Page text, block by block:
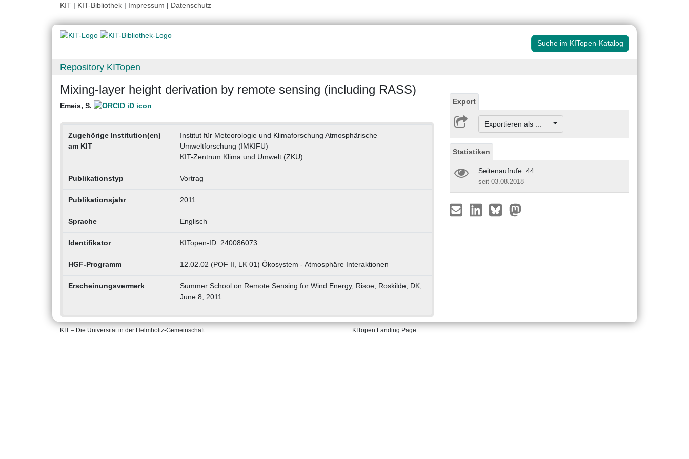
KIT | KIT-Bibliothek | Impressum | Datenschutz
Suche im KITopen-Katalog
Repository KITopen
Mixing-layer height derivation by remote sensing (including RASS)
Emeis, S.
Zugehörige Institution(en)
am KIT
Institut für Meteorologie und Klimaforschung Atmosphärische
Umweltforschung (IMKIFU)
KIT-Zentrum Klima und Umwelt (ZKU)
Publikationstyp Vortrag
Publikationsjahr 2011
Sprache Englisch
Identifikator KITopen-ID: 240086073
HGF-Programm 12.02.02 (POF II, LK 01) Ökosystem - Atmosphäre Interaktionen
Erscheinungsvermerk
Summer School on Remote Sensing for Wind Energy, Risoe, Roskilde, DK,
June 8, 2011
Export
Exportieren als ...
Statistiken
Seitenaufrufe: 44
seit 03.08.2018
KIT – Die Universität in der Helmholtz-Gemeinschaft KITopen Landing Page